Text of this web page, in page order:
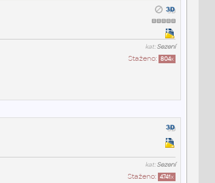
kat:Sezení
Staženo: 804x
kat:Sezení
Staženo: 4741x